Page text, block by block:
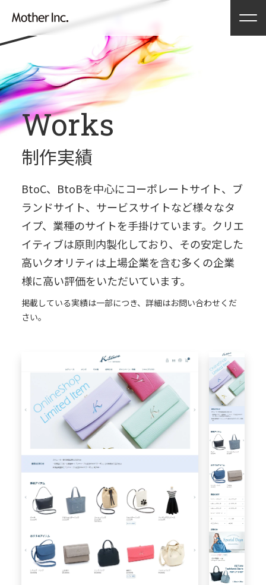
Works
制作実績
BtoC、BtoBを中心にコーポレートサイト、ブ
ランドサイト、サービスサイトなど様々なタ
イプ、業種のサイトを手掛けています。クリエ
イティブは原則内製化しており、その安定した
高いクオリティは上場企業を含む多くの企業
様に高い評価をいただいています。
掲載している実績は一部につき、詳細はお問い合わせくだ
さい。